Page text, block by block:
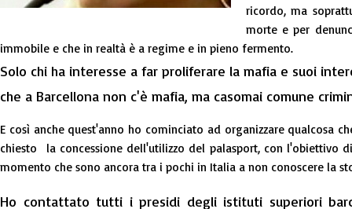
ricordo, ma
morte e per
immobile e che in realtà è a regime e in pieno fermento.
Solo chi ha interesse a far proliferare la mafia e suoi
che a Barcellona non c'è mafia, ma casomai comune
E così anche quest'anno ho cominciato ad organizzare qualcosa
chiesto la concessione dell'utilizzo del palasport, con l'obiettivo
momento che sono ancora tra i pochi in Italia a non conoscere la
Ho contattato tutti i presidi degli istituti superiori